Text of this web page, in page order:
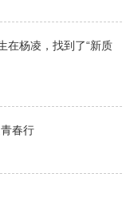
在杨凌，找到了“新质
春行